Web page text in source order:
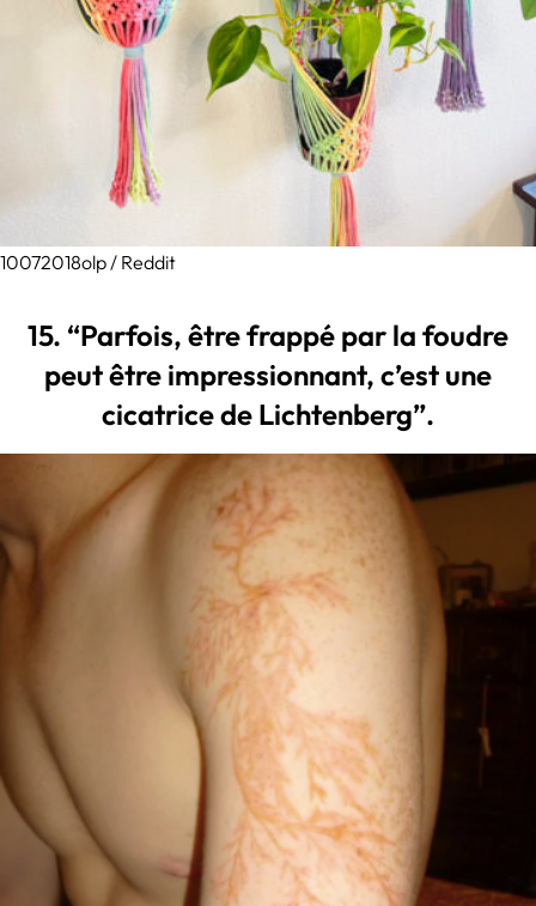
10072018olp / Reddit
15. “Parfois, être frappé par la foudre
peut être impressionnant, c’est une
cicatrice de Lichtenberg”.